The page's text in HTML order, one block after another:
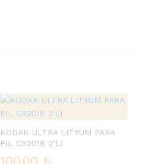
KODAK ULTRA LITYUM PARA
PIL CR2016 2’LI
100.00 ₺